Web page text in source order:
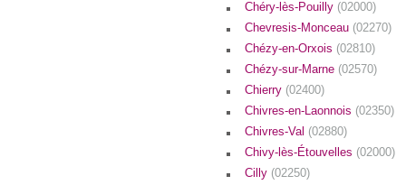
Chéry-lès-Pouilly (02000)
Chevresis-Monceau (02270)
Chézy-en-Orxois (02810)
Chézy-sur-Marne (02570)
Chierry (02400)
Chivres-en-Laonnois (02350)
Chivres-Val (02880)
Chivy-lès-Étouvelles (02000)
Cilly (02250)